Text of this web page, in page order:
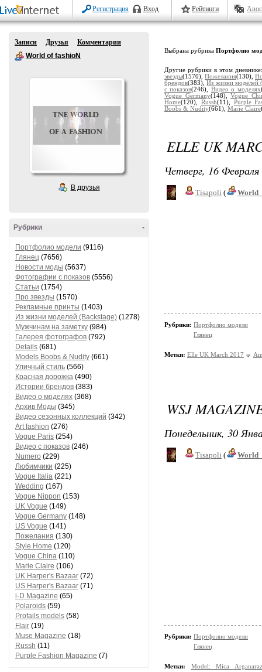
Регистрация Вход Рейтинги
Записи Друзья
Комментарии
World of fashioN
В друзья
-
Рубрики
Портфолио модели (9116)
Глянец (7656)
Новости моды (5637)
Фотографии с показов (5556)
Статьи (1754)
Про звезды (1570)
Рекламные принты (1403)
Из жизни моделей (Backstage) (1278)
Мужчинам на заметку (984)
Галерея фотографов (792)
Details (681)
Models Boobs & Nudity (661)
Уличный стиль (566)
Красная дорожка (490)
Истории брендов (383)
Видео о моделях (368)
Архив Моды (345)
Видео сезонных коллекций (342)
Art fashion (276)
Vogue Paris (254)
Видео с показов (246)
Numero (229)
Любимчики (225)
Vogue Italia (221)
Wedding (167)
Vogue Nippon (153)
UK Vogue (149)
Vogue Germany (148)
US Vogue (141)
Пожелания (130)
Style Home (120)
Vogue China (110)
Marie Claire (106)
UK Harper's Bazaar (72)
US Harper's Bazaar (71)
i-D Magazine (65)
Polaroids (59)
Profails models (58)
Flair (19)
Muse Magazine (18)
Russh (11)
Purple Fashion Magazine (7)
Выбрана рубрика Портфолио
Другие рубрики в этом
звезды(1570), Пожелания(130),
брендов(383),Из жизни моделей
с показов(246), Видео о моделях
Vogue Germany(148), Vogue
Home(120), Russh(11), Purple
Boobs & Nudity(661), Marie Claire
ELLE UK
Четверг, 16
Tisapoli (
Рубрики: Портфолио модели
Глянец
Метки: Elle UK March 2017
WSJ
Понедельник, 30
Tisapoli (
Рубрики: Портфолио модели
Глянец
Метки:
Model: Mica Arganaraz